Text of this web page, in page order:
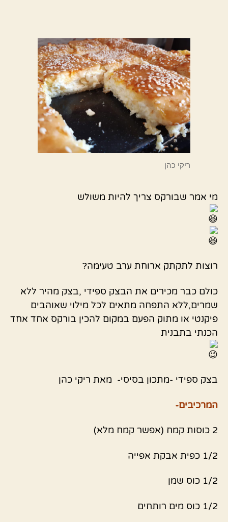
ריקי כהן
מי אמר שבורקס צריך להיות משולש
רוצות לתקתק ארוחת ערב טעימה?
כולם כבר מכירים את הבצק ספידי ,בצק מהיר ללא
שמרים,ללא התפחה מתאים לכל מילוי שאוהבים
פיקנטי או מתוק הפעם במקום להכין בורקס אחד אחד
הכנתי בתבנית
בצק ספידי -מתכון בסיסי- מאת ריקי כהן
המרכיבים-
2 כוסות קמח (אפשר קמח מלא)
1/2 כפית אבקת אפייה
1/2 כוס שמן
1/2 כוס מים רותחים